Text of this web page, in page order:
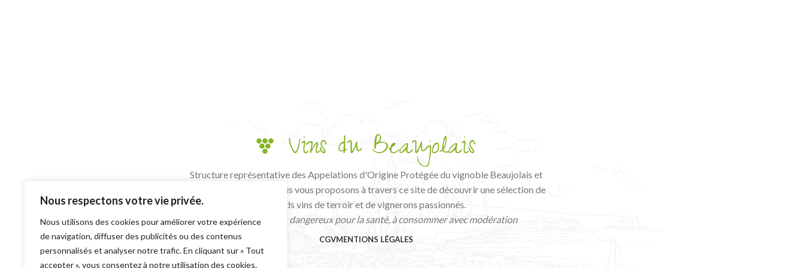
Nous respectons votre vie privée.
Nous utilisons des cookies pour améliorer votre expérience
de navigation, diffuser des publicités ou des contenus
personnalisés et analyser notre trafic. En cliquant sur « Tout
accepter », vous consentez à notre utilisation des cookies.
Structure représentative des Appelations d'Origine Protégée du vignoble Beaujolais et
de leurs producteurs, nous vous proposons à travers ce site de découvrir une sélection de
grands vins de terroir et de vignerons passionnés.
L'abus d'alcool est dangereux pour la santé, à consommer avec modération
CGVMENTIONS LÉGALES